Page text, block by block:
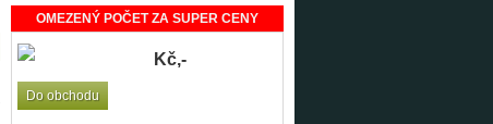
OMEZENÝ POČET ZA SUPER CENY
Kč,-
Do obchodu